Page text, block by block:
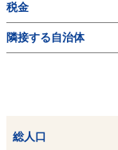
税金
隣接する自治体
総人口